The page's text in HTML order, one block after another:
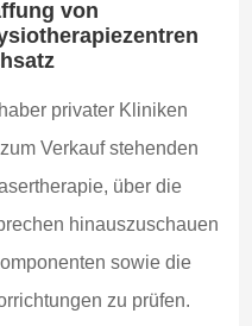
von
privater Kliniken
Verkauf stehenden
über die
hinauszuschauen
sowie die
zu prüfen.